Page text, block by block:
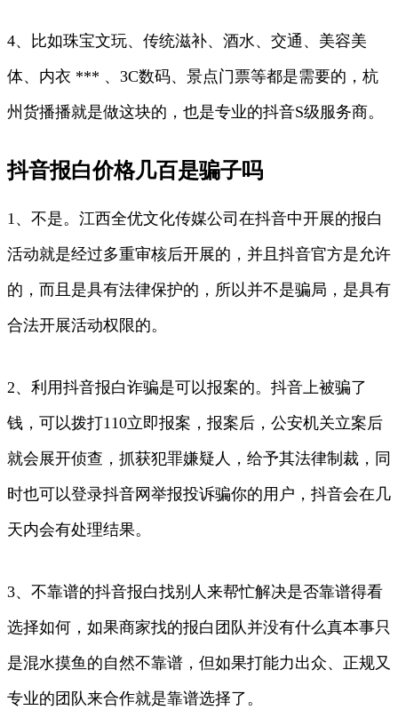
4、比如珠宝文玩、传统滋补、酒水、交通、美容美
体、内衣 *** 、3C数码、景点门票等都是需要的，杭
州货播播就是做这块的，也是专业的抖音S级服务商。
抖音报白价格几百是骗子吗
1、不是。江西全优文化传媒公司在抖音中开展的报白
活动就是经过多重审核后开展的，并且抖音官方是允许
的，而且是具有法律保护的，所以并不是骗局，是具有
合法开展活动权限的。
2、利用抖音报白诈骗是可以报案的。抖音上被骗了
钱，可以拨打110立即报案，报案后，公安机关立案后
就会展开侦查，抓获犯罪嫌疑人，给予其法律制裁，同
时也可以登录抖音网举报投诉骗你的用户，抖音会在几
天内会有处理结果。
3、不靠谱的抖音报白找别人来帮忙解决是否靠谱得看
选择如何，如果商家找的报白团队并没有什么真本事只
是混水摸鱼的自然不靠谱，但如果打能力出众、正规又
专业的团队来合作就是靠谱选择了。